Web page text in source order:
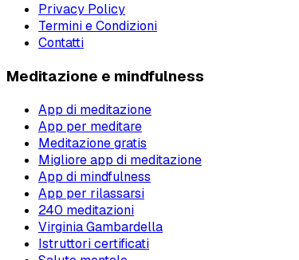
Privacy Policy
Termini e Condizioni
Contatti
Meditazione e mindfulness
App di meditazione
App per meditare
Meditazione gratis
Migliore app di meditazione
App di mindfulness
App per rilassarsi
240 meditazioni
Virginia Gambardella
Istruttori certificati